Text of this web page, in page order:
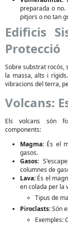
preparada o
pitjors o no tan
Edificis
Protecció
Sobre substrat rocós,
la massa, alts i
vibracions del terra,
Volcans:
Els volcans són
components:
Magma: És el
gasos.
Gasos:
columnes de
Lava: És el
en colada per la
Tipus de
Piroclasts:Són
Exemples: